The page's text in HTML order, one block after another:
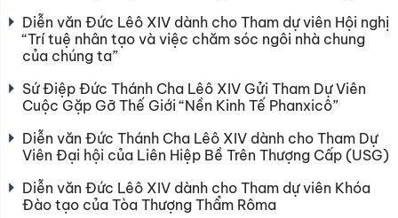
Diễn văn Đức Lêô XIV dành cho Tham dự viên Hội nghị
“Trí tuệ nhân tạo và việc chăm sóc ngôi nhà chung
của chúng ta”
Sứ Điệp Đức Thánh Cha Lêô XIV Gửi Tham Dự Viên
Cuộc Gặp Gỡ Thế Giới “Nền Kinh Tế Phanxicô”
Diễn văn Đức Thánh Cha Lêô XIV dành cho Tham Dự
Viên Đại hội của Liên Hiệp Bề Trên Thượng Cấp (USG)
Diễn văn Đức Lêô XIV dành cho Tham dự viên Khóa
Đào tạo của Tòa Thượng Thẩm Rôma